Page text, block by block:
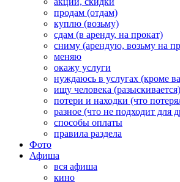
продам (отдам)
куплю (возьму)
сдам (в аренду, на прокат)
сниму (арендую, возьму на
меняю
окажу услуги
нуждаюсь в услугах (кроме
ищу человека (разыскивается)
потери и находки (что
разное (что не подходит для
способы оплаты
правила раздела
Фото
Афиша
вся афиша
кино